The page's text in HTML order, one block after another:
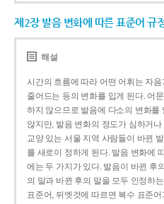
제2장 발음 변화에 따른 표준어 규
해설
시간의 흐름에 따라 어떤 어휘는 자
줄어드는 등의 변화를 입게 된다. 어
하지 않으므로 발음에 다소의 변화
않지만, 발음 변화의 정도가 심하거
교양 있는 서울 지역 사람들이 바뀐
를 새로이 정하게 된다. 발음 변화에
에는 두 가지가 있다. 발음이 바뀐 후
의 말과 바뀐 후의 말을 모두 인정하
표준어, 뒤엣것에 따르면 복수 표준